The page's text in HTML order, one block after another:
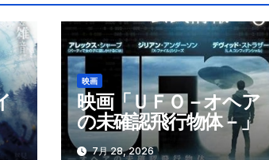
映画
映画「ＵＦＯ－オヘア
の未確認飛行物体－」
7月 28, 2026